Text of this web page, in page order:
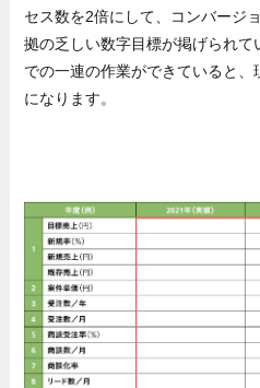
セス数を2倍にして、コンバージ
拠の乏しい数字目標が掲げられて
での一連の作業ができていると、
になります。